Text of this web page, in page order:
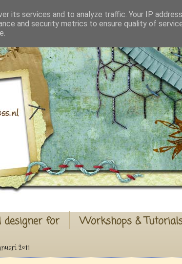
designer for Workshops &
2011
its services and to analyze traffic. Your IP
and security metrics to ensure quality of